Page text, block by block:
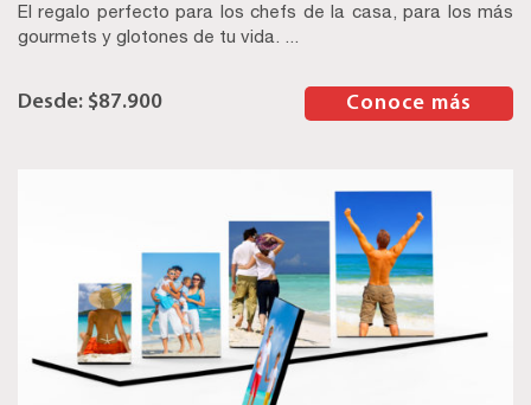
El regalo perfecto para los chefs de la casa, para los más
gourmets y glotones de tu vida. ...
$87.900 Conoce más